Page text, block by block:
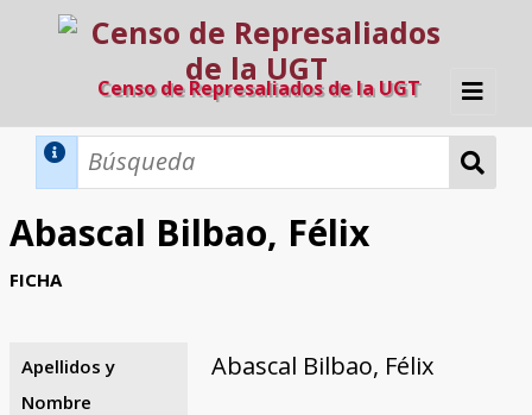
Censo de Represaliados de la UGT
Inicio
Búsqueda Dinámica
Búsqueda Avanzada
Razones y objetivos
El equipo
Colaboradores
Fuentes documentales
Abascal Bilbao, Félix
FICHA
Apellidos y
Nombre
Abascal Bilbao, Félix